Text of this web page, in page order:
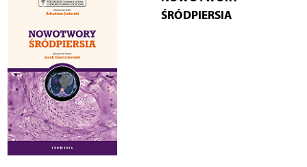
ŚRÓDPIERSIA